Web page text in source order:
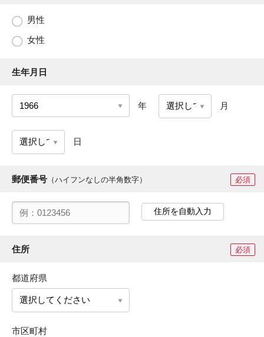
男性
女性
生年月日
年 月
日
郵便番号 （ハイフンなしの半角数字） 必須
住所を自動入力
住所 必須
都道府県
市区町村